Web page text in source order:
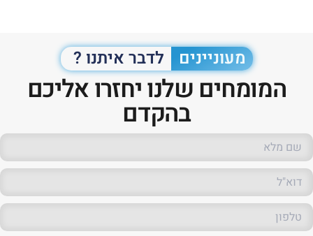
מעוניינים לדבר איתנו ?
המומחים שלנו יחזרו אליכם
בהקדם